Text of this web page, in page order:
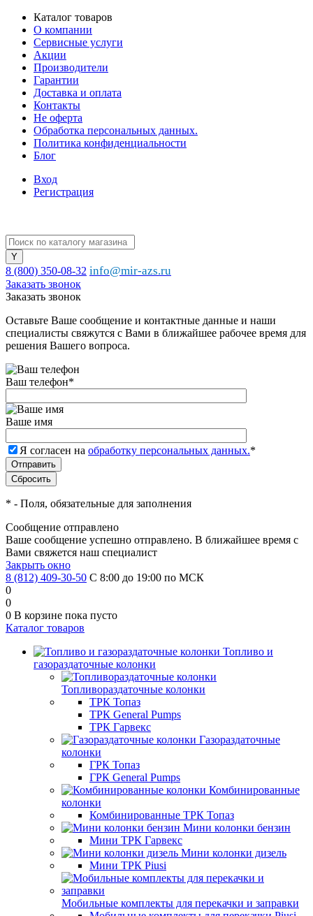
Каталог товаров
О компании
Сервисные услуги
Акции
Производители
Гарантии
Доставка и оплата
Контакты
Не оферта
Обработка персональных данных.
Политика конфиденциальности
Блог
Вход
Регистрация
8 (800) 350-08-32 info@mir-azs.ru
Заказать звонок
Заказать звонок
Оставьте Ваше сообщение и контактные данные и наши
специалисты свяжутся с Вами в ближайшее рабочее время для
решения Вашего вопроса.
Ваш телефон*
Ваше имя
Я согласен на обработку персональных данных.*
* - Поля, обязательные для заполнения
Сообщение отправлено
Ваше сообщение успешно отправлено. В ближайшее время с
Вами свяжется наш специалист
Закрыть окно
8 (812) 409-30-50 С 8:00 до 19:00 по МСК
0
0
0 В корзине пока пусто
Каталог товаров
Топливо и
газораздаточные колонки
Топливораздаточные колонки
ТРК Топаз
ТРК General Pumps
ТРК Гарвекс
Газораздаточные
колонки
ГРК Топаз
ГРК General Pumps
Комбинированные
колонки
Комбинированные ТРК Топаз
Мини колонки бензин
Мини ТРК Гарвекс
Мини колонки дизель
Мини ТРК Piusi
Мобильные комплекты для перекачки и заправки